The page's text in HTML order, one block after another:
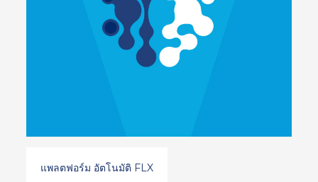
แพลตฟอร์ม อัตโนมัติ FLX